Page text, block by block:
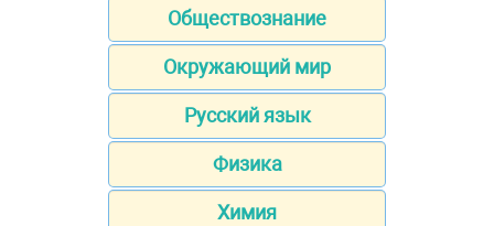
Обществознание
Окружающий мир
Русский язык
Физика
Химия